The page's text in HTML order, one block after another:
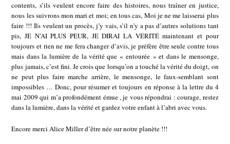
contents, s’ils veulent encore faire des histoires, nous traîner en justice,
nous les suivrons mon mari et moi; en tous cas, Moi je ne me laisserai plus
faire !!! Ils veulent un procès, j’y vais, s’il n’y a pas d’autres solutions tant
pis, JE N’AI PLUS PEUR, JE DIRAI LA VÉRITÉ maintenant et pour
toujours et rien ne me fera changer d’avis, je préfère être seule contre tous
mais dans la lumière de la vérité que « entourée » et dans le mensonge,
plus jamais, c’est fini. Je crois que lorsqu’on a touché la vérité du doigt, on
ne peut plus faire marche arrière, le mensonge, le faux-semblant sont
impossibles … Donc, pour résumer et toujours en réponse à la lettre du 4
mai 2009 qui m’a profondément émue , je vous répondrai : courage, restez
dans la lumière, dans la vérité et gardez votre enfant à l’abri avec vous.
Encore merci Alice Miller d’être née sur notre planète !!!